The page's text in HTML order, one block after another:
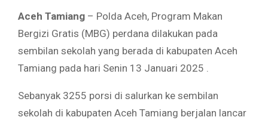
Aceh Tamiang – Polda Aceh, Program Makan
Bergizi Gratis (MBG) perdana dilakukan pada
sembilan sekolah yang berada di kabupaten Aceh
Tamiang pada hari Senin 13 Januari 2025 .
Sebanyak 3255 porsi di salurkan ke sembilan
sekolah di kabupaten Aceh Tamiang berjalan lancar